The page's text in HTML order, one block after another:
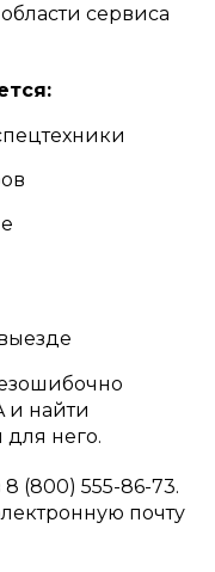
сервиса
и найти
для него.
(800) 555-86-73.
почту